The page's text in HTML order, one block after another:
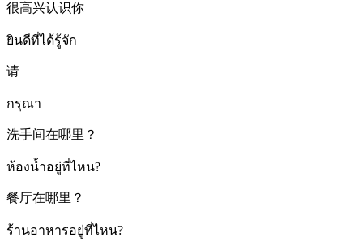
很高兴认识你
ยินดีที่ได้รู้จัก
请
กรุณา
洗手间在哪里？
ห้องน้ำอยู่ที่ไหน?
餐厅在哪里？
ร้านอาหารอยู่ที่ไหน?